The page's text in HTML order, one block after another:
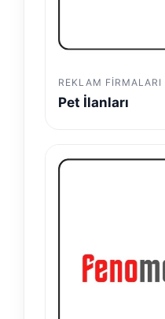
REKLAM FIRMALARI
Pet İlanları